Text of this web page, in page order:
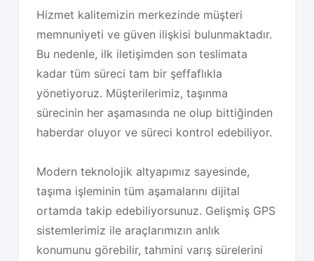
Hizmet kalitemizin merkezinde müşteri
memnuniyeti ve güven ilişkisi bulunmaktadır.
Bu nedenle, ilk iletişimden son teslimata
kadar tüm süreci tam bir şeffaflıkla
yönetiyoruz. Müşterilerimiz, taşınma
sürecinin her aşamasında ne olup bittiğinden
haberdar oluyor ve süreci kontrol edebiliyor.
Modern teknolojik altyapımız sayesinde,
taşıma işleminin tüm aşamalarını dijital
ortamda takip edebiliyorsunuz. Gelişmiş GPS
sistemlerimiz ile araçlarımızın anlık
konumunu görebilir, tahmini varış sürelerini